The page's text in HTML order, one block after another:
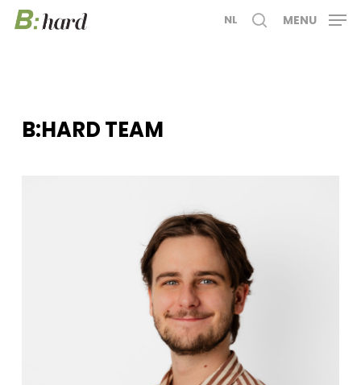
Skip
NL MENU
B:HARD TEAM